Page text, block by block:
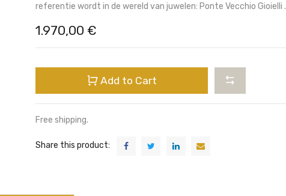
referentie wordt in de wereld van juwelen: Ponte Vecchio Gioielli .
1.970,00 €
Add to Cart
Free shipping.
Share this product: